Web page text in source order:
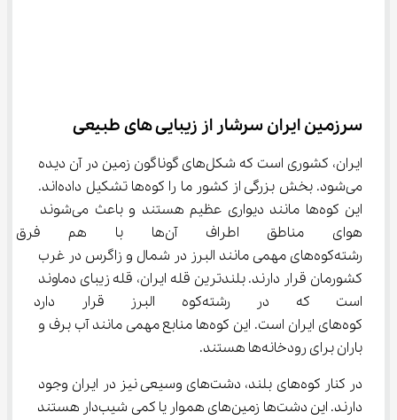
سرزمین ایران سرشار از زیبایی ‌های طبیعی
ایران، کشوری است که شکل‌های گوناگون زمین در آن دیده
می‌شود. بخش بزرگی از کشور ما را کوه‌ها تشکیل داده‌اند.
این کوه‌ها مانند دیواری عظیم هستند و باعث می‌شوند
هوای مناطق اطراف آن‌ها با
رشته‌کوه‌های مهمی مانند البرز در شمال و زاگرس در غرب
کشورمان قرار دارند. بلندترین قله ایران، قله زیبای دماوند
است که در رشته‌کوه البرز
کوه‌های ایران است. این کوه‌ها منابع مهمی مانند آب برف و
باران برای رودخانه‌ها هستند.
در کنار کوه‌های بلند، دشت‌های وسیعی نیز در ایران وجود
دارند. این دشت‌ها زمین‌های هموار یا کمی شیب‌دار هستند